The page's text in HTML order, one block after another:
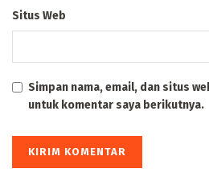
Situs Web
Simpan nama, email, dan situs
untuk komentar saya berikutnya.